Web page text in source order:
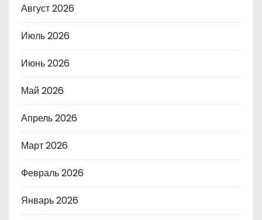
Август 2026
Июль 2026
Июнь 2026
Май 2026
Апрель 2026
Март 2026
Февраль 2026
Январь 2026